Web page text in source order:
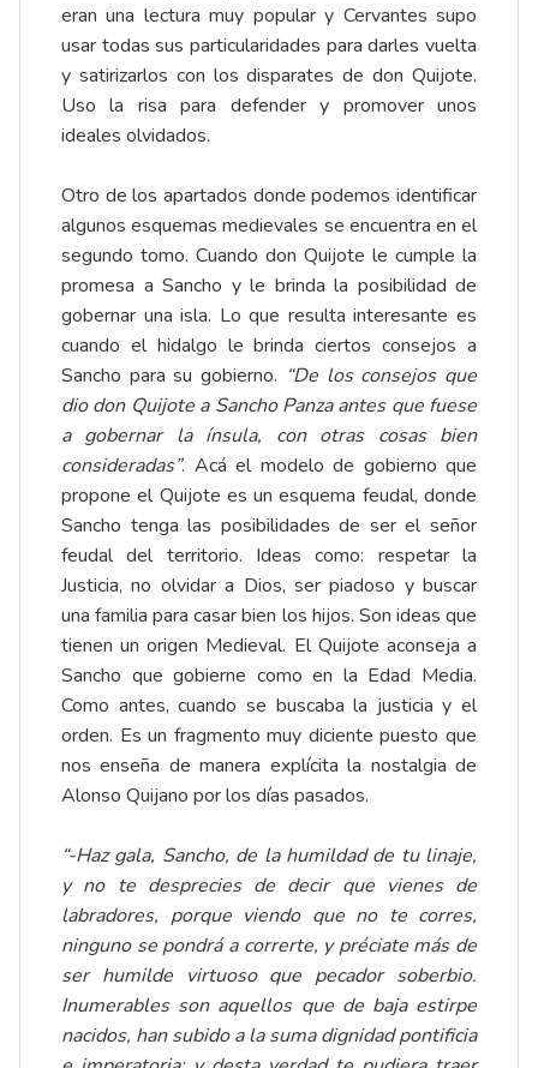
eran una lectura muy popular y Cervantes supo
usar todas sus particularidades para darles vuelta
y satirizarlos con los disparates de don Quijote.
Uso la risa para defender y promover unos
ideales olvidados.
Otro de los apartados donde podemos identificar
algunos esquemas medievales se encuentra en el
segundo tomo. Cuando don Quijote le cumple la
promesa a Sancho y le brinda la posibilidad de
gobernar una isla. Lo que resulta interesante es
cuando el hidalgo le brinda ciertos consejos a
Sancho para su gobierno. “De los consejos que
dio don Quijote a Sancho Panza antes que fuese
a gobernar la ínsula, con otras cosas bien
consideradas”. Acá el modelo de gobierno que
propone el Quijote es un esquema feudal, donde
Sancho tenga las posibilidades de ser el señor
feudal del territorio. Ideas como: respetar la
Justicia, no olvidar a Dios, ser piadoso y buscar
una familia para casar bien los hijos. Son ideas que
tienen un origen Medieval. El Quijote aconseja a
Sancho que gobierne como en la Edad Media.
Como antes, cuando se buscaba la justicia y el
orden. Es un fragmento muy diciente puesto que
nos enseña de manera explícita la nostalgia de
Alonso Quijano por los días pasados.
“-Haz gala, Sancho, de la humildad de tu linaje,
y no te desprecies de decir que vienes de
labradores, porque viendo que no te corres,
ninguno se pondrá a correrte, y préciate más de
ser humilde virtuoso que pecador soberbio.
Inumerables son aquellos que de baja estirpe
nacidos, han subido a la suma dignidad pontificia